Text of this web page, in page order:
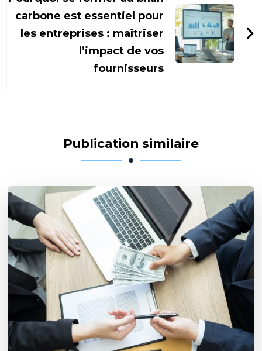
carbone est essentiel pour
les entreprises : maîtriser
l’impact de vos
fournisseurs
Publication similaire